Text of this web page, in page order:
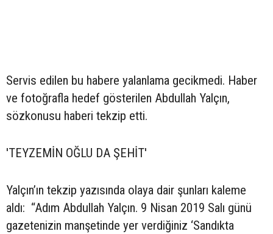
Servis edilen bu habere yalanlama gecikmedi. Haber
ve fotoğrafla hedef gösterilen Abdullah Yalçın,
sözkonusu haberi tekzip etti.
'TEYZEMİN OĞLU DA ŞEHİT'
Yalçın’ın tekzip yazısında olaya dair şunları kaleme
aldı: “Adım Abdullah Yalçın. 9 Nisan 2019 Salı günü
gazetenizin manşetinde yer verdiğiniz ‘Sandıkta